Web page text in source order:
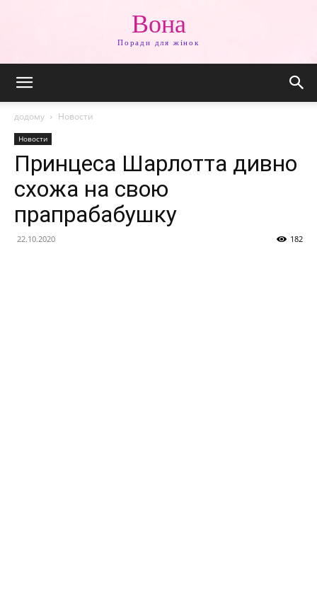
Вона
Поради для жінок
додому Новости
Новости
Принцеса Шарлотта дивно
схожа на свою
прапрабабушку
22.10.2020 182